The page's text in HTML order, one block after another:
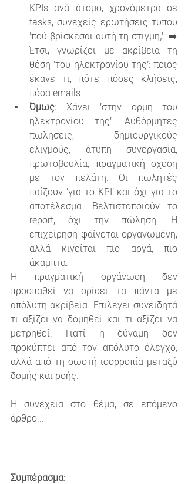
KPIs ανά άτομο, χρονόμετρα σε
tasks, συνεχείς ερωτήσεις τύπου
'πού βρίσκεσαι αυτή τη στιγμή;'. ➡️
Έτσι, γνωρίζει με ακρίβεια τη
θέση 'του ηλεκτρονίου της': ποιος
έκανε τι, πότε, πόσες κλήσεις,
πόσα emails.
Όμως: Χάνει 'στην ορμή του
ηλεκτρονίου της'. Αυθόρμητες
πωλήσεις, δημιουργικούς
ελιγμούς, άτυπη συνεργασία,
πρωτοβουλία, πραγματική σχέση
με τον πελάτη. Οι πωλητές
παίζουν 'για το KPI' και όχι για το
αποτέλεσμα. Βελτιστοποιούν το
report, όχι την πώληση. Η
επιχείρηση φαίνεται οργανωμένη,
αλλά κινείται πιο αργά, πιο
άκαμπτα.
Η πραγματική οργάνωση δεν
προσπαθεί να ορίσει τα πάντα με
απόλυτη ακρίβεια. Επιλέγει συνειδητά
τι αξίζει να δομηθεί και τι αξίζει να
μετρηθεί. Γιατί η δύναμη δεν
προκύπτει από τον απόλυτο έλεγχο,
αλλά από τη σωστή ισορροπία μεταξύ
δομής και ροής.
Η συνέχεια στο θέμα, σε επόμενο
άρθρο...
Συμπέρασμα: